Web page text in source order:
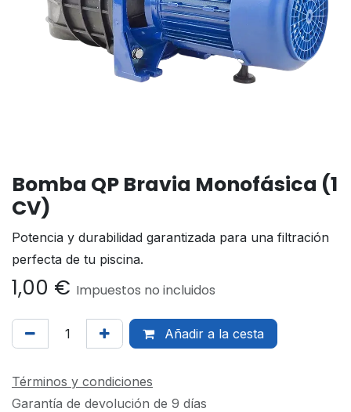
Bomba QP Bravia Monofásica (1
CV)
Potencia y durabilidad garantizada para una filtración
perfecta de tu piscina.
1,00 € Impuestos no incluidos
Añadir a la cesta
Términos y condiciones
Garantía de devolución de 9 días